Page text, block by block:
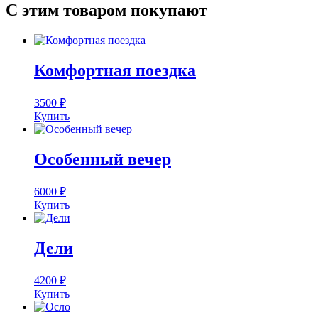
С этим товаром покупают
Комфортная поездка
3500 ₽
Купить
Особенный вечер
6000 ₽
Купить
Дели
4200 ₽
Купить